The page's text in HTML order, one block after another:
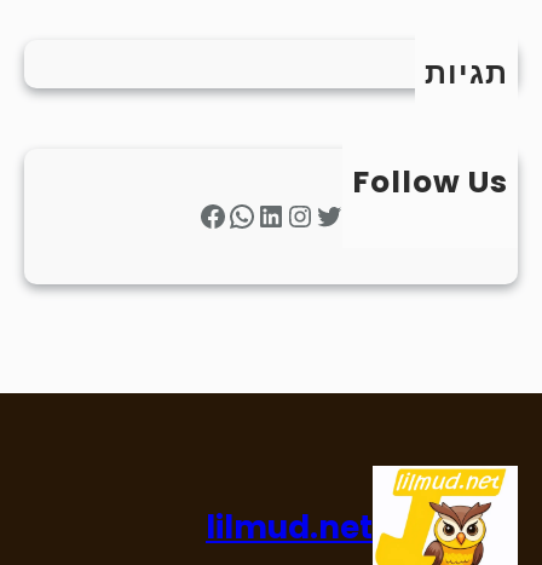
תגיות
Follow Us
Twitter
Instagram
LinkedIn
WhatsApp
Facebook
lilmud.net